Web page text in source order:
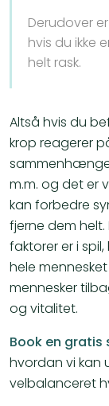
Derudover
hvis du ikke
helt rask.
Altså hvis du
krop reagerer
sammenhænge
m.m. og det er
kan forbedre
fjerne dem
faktorer er i
hele
mennesker
og vitalitet.
Book en gratis
hvordan vi kan
velbalanceret